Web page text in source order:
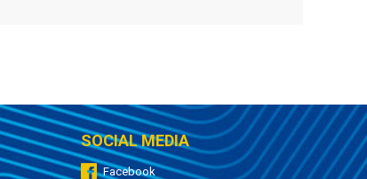
SOCIAL MEDIA
Facebook